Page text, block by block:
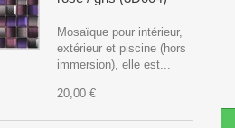
Mosaïque pour intérieur,
extérieur et piscine (hors
immersion), elle est...
20,00 €